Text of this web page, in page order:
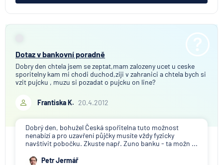
Dotaz v bankovní poradně
Dobry den chtela jsem se zeptat,mam zalozeny ucet u ceske
sporitelny kam mi chodi duchod,ziji v zahranici a chtela bych si
vzit pujcku , muzu si pozadat o pujcku on line?
Frantiska K. 20.4.2012
Dobrý den, bohužel Česká spořitelna tuto možnost
nenabízí a pro uzavření půjčky musíte vždy fyzicky
navštívit pobočku. Zkuste např. Zuno banku - ta možn ...
Petr Jermář